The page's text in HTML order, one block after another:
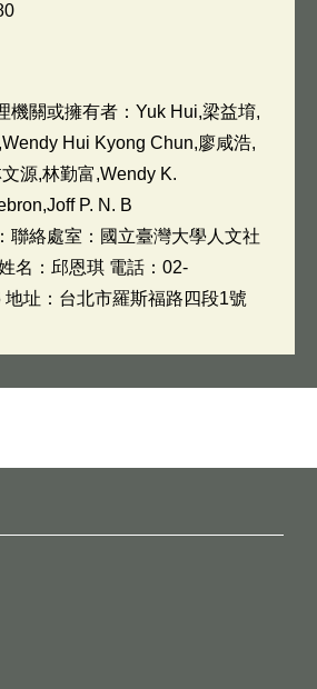
機關或擁有者：Yuk Hui,梁益堉,
Hui Kyong Chun,廖咸浩,
源,林勤富,Wendy K.
P. N. B
聯絡處室：國立臺灣大學人文社
名：邱恩琪 電話：02-
址：台北市羅斯福路四段1號